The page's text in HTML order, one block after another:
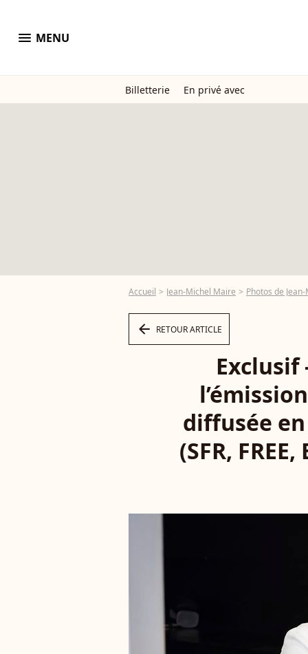
menu MENU
Billetterie En privé avec
Accueil Jean-Michel Maire Photos de
arrow_left RETOUR ARTICLE
Exclusif
diffusée
(SFR,